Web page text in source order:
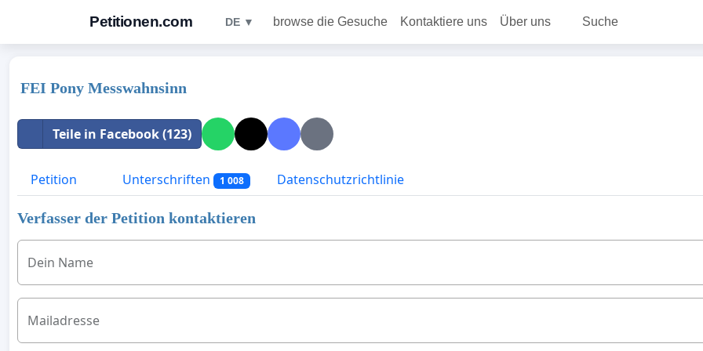
Petitionen.com DE ▼ browse die Gesuche Kontaktiere uns Über uns Suche
FEI Pony Messwahnsinn
Teile in Facebook (123)
Petition Unterschriften 1 008 Datenschutzrichtlinie
Verfasser der Petition kontaktieren
Dein Name
Mailadresse